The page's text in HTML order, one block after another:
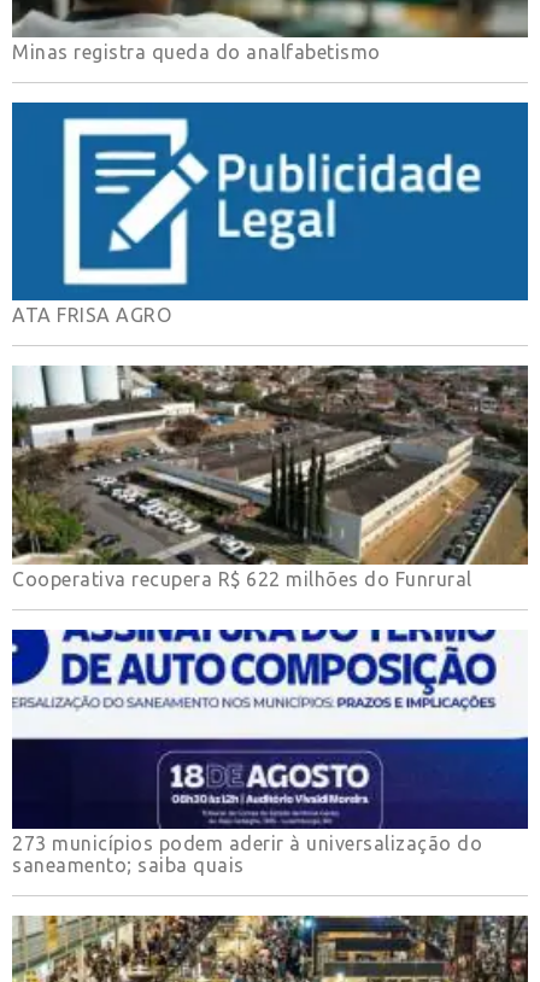
Minas registra queda do analfabetismo
ATA FRISA AGRO
Cooperativa recupera R$ 622 milhões do Funrural
273 municípios podem aderir à universalização do
saneamento; saiba quais